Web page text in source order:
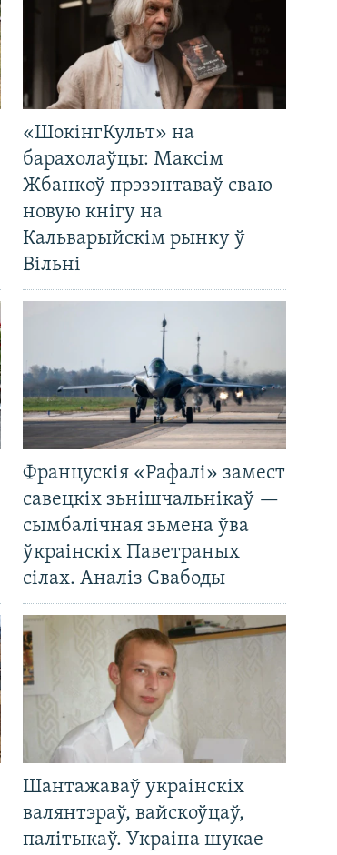
«ШокінгКульт» на
барахолаўцы: Максім
Жбанкоў прэзэнтаваў сваю
новую кнігу на
Кальварыйскім рынку ў
Вільні
Францускія «Рафалі» замест
савецкіх зьнішчальнікаў —
сымбалічная зьмена ўва
ўкраінскіх Паветраных
сілах. Аналіз Свабоды
Шантажаваў украінскіх
валянтэраў, вайскоўцаў,
палітыкаў. Украіна шукае